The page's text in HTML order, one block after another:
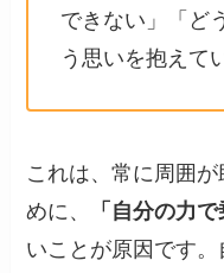
できない」「ど
う思いを抱えて
これは、常に周囲
めに、
「自分の力
いことが原因です